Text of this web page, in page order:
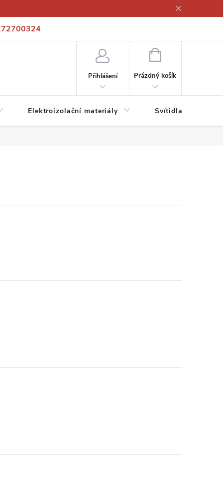
podmínky
Přihlášení
NÁKUPNÍ
Prázdný košík
Elektroizolační materiály Svítidla a zdroje